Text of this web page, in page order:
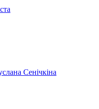
Сенічкіна